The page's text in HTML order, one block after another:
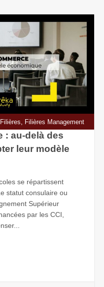
Filières Management
: au-delà des
leur modèle
se répartissent
statut consulaire ou
Supérieur
par les CCI,